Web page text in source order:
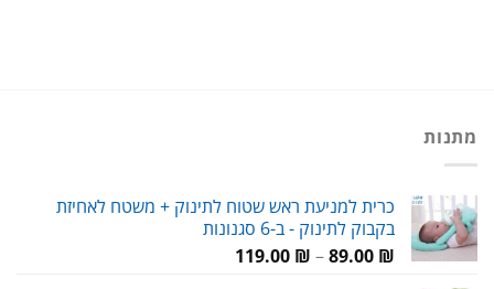
מתנות
כרית למניעת ראש שטוח לתינוק + משטח לאחיזת
בקבוק לתינוק - ב-6 סגנונות
89.00 ₪
–
119.00 ₪